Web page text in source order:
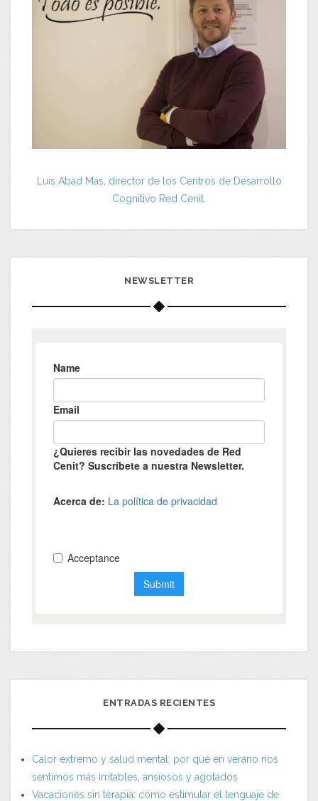
Luis Abad Más, director de los Centros de Desarrollo
Cognitivo Red Cenit.
NEWSLETTER
ENTRADAS RECIENTES
Calor extremo y salud mental: por qué en verano nos
sentimos más irritables, ansiosos y agotados
Vacaciones sin terapia: cómo estimular el lenguaje de